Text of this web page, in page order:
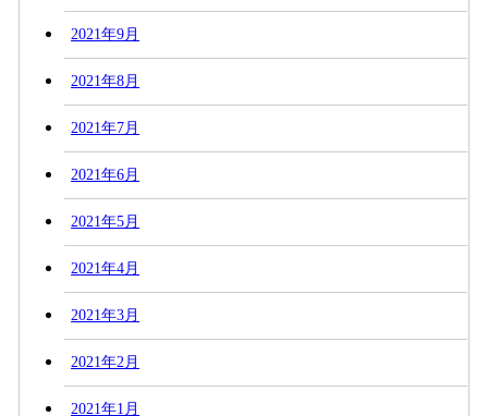
2021年9月
2021年8月
2021年7月
2021年6月
2021年5月
2021年4月
2021年3月
2021年2月
2021年1月